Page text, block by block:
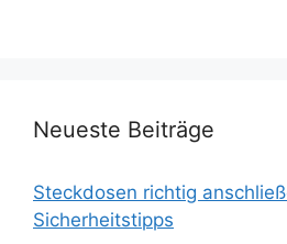
Neueste Beiträge
Steckdosen richtig
Sicherheitstipps